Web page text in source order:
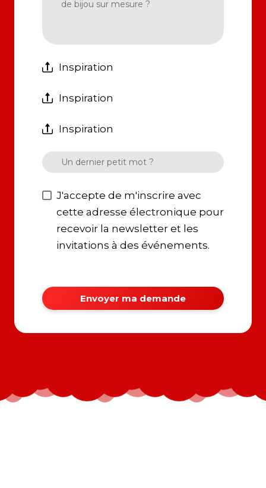
Inspiration
Inspiration
Inspiration
J'accepte de m'inscrire avec
cette adresse électronique pour
recevoir la newsletter et les
invitations à des événements.
Envoyer ma demande